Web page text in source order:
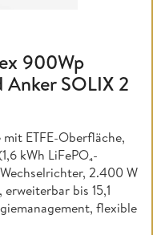
900Wp
SOLIX 2
ETFE-Oberfläche,
kWh LiFePO₄-
2.400 W
bis 15,1
flexible